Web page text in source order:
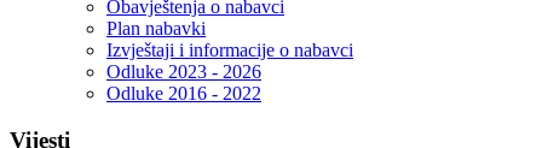
Obavještenja o nabavci
Plan nabavki
Izvještaji i informacije o nabavci
Odluke 2023 - 2026
Odluke 2016 - 2022
Vijesti